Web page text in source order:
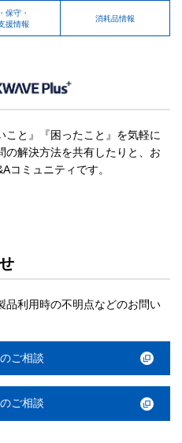
保守・
援情報
消耗品情報
こと』『困ったこと』を気軽に
の解決方法を共有したりと、お
コミュニティです。
品利用時の不明点などのお問い
ご相談
ご相談